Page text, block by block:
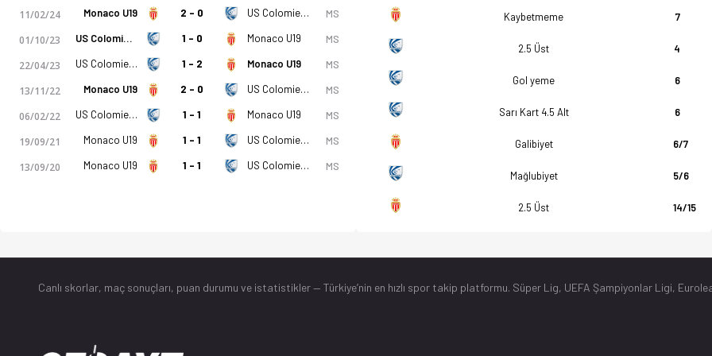
11/02/24 Monaco U19 2 - 0 US Colomiers U19 MS
01/10/23 US Colomiers U19 1 - 0 Monaco U19 MS
22/04/23 US Colomiers U19 1 - 2 Monaco U19 MS
13/11/22 Monaco U19 2 - 0 US Colomiers U19 MS
06/02/22 US Colomiers U19 1 - 1 Monaco U19 MS
19/09/21 Monaco U19 1 - 1 US Colomiers U19 MS
13/09/20 Monaco U19 1 - 1 US Colomiers U19 MS
Kaybetmeme 7
2.5 Üst 4
Gol yeme 6
Sarı Kart 4.5 Alt 6
Galibiyet 6/7
Mağlubiyet 5/6
2.5 Üst 14/15
Canlı skorlar, maç sonuçları, puan durumu ve istatistikler — Türkiye’nin en hızlı spor takip platformu. Süper Lig, UEFA Şampiyonlar Ligi,